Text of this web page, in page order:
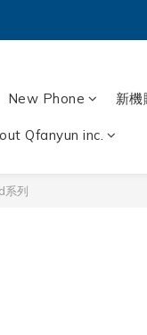
New Phone 新機
Qfanyun inc.
系列